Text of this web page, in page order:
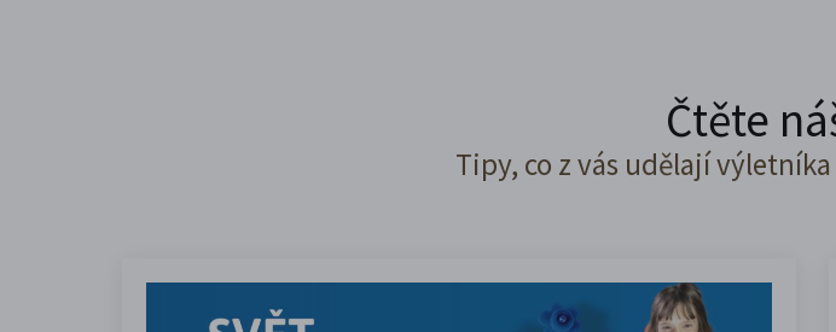
Čtěte
Tipy, co z vás udělají